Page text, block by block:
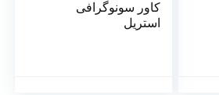
کاور سونوگرافی
استریل